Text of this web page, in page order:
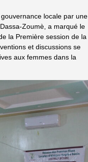
locale par une
Zoumè, a marqué le
la Première session de la
et discussions se
aux femmes dans la